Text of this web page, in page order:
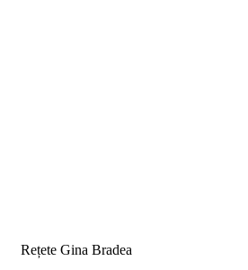
Rețete Gina Bradea